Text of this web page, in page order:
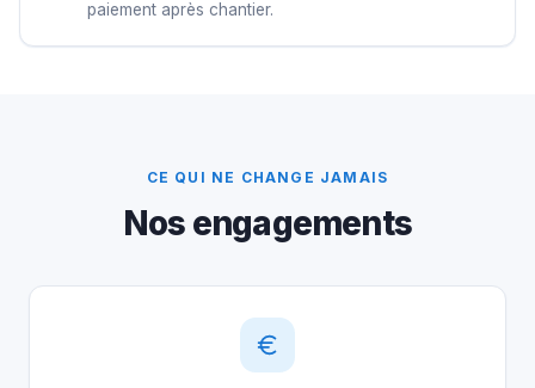
paiement après chantier.
CE QUI NE CHANGE JAMAIS
Nos engagements